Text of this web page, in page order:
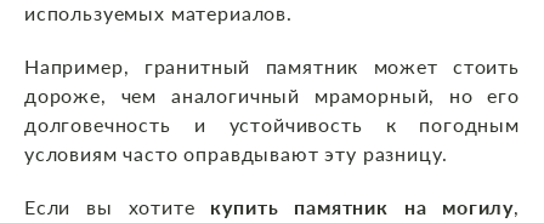
используемых материалов.
Например, гранитный памятник может стоить
дороже, чем аналогичный мраморный, но его
долговечность и устойчивость к погодным
условиям часто оправдывают эту разницу.
Если вы хотите купить памятник на могилу,